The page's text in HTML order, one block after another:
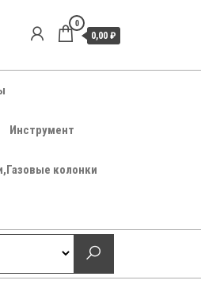
0
0,00 ₽
Инструмент
колонки